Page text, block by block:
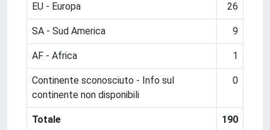
EU - Europa 26
SA - Sud America 9
AF - Africa 1
Continente sconosciuto - Info sul
continente non disponibili
0
Totale 190